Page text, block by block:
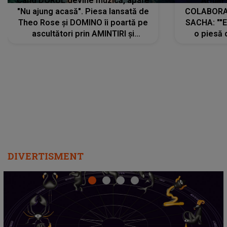
"Nu ajung acasă". Piesa lansată de
Theo Rose și DOMINO îi poartă pe
ascultători prin AMINTIRI și
SACHA:
o piesă
DIVERTISMENT